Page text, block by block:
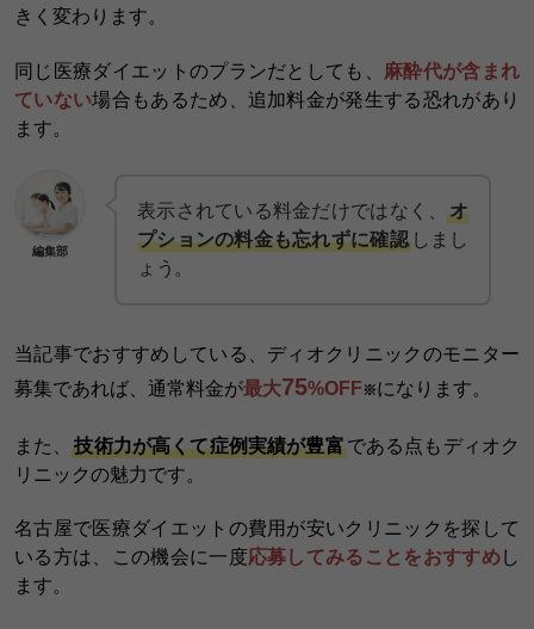
きく変わります。
同じ医療ダイエットのプランだとしても、
麻酔代が含まれ
ていない場合もあるため、追加料金が発生する恐れがあり
ます。
編集部
表示されている料金だけではなく、オ
プションの料金も忘れずに確認しまし
ょう。
当記事でおすすめしている、ディオクリニックのモニター
募集であれば、通常料金が最大75%OFF※になります。
また、技術力が高くて症例実績が豊富である点もディオク
リニックの魅力です。
名古屋で医療ダイエットの費用が安いクリニックを探して
いる方は、この機会に一度応募してみることをおすすめし
ます。